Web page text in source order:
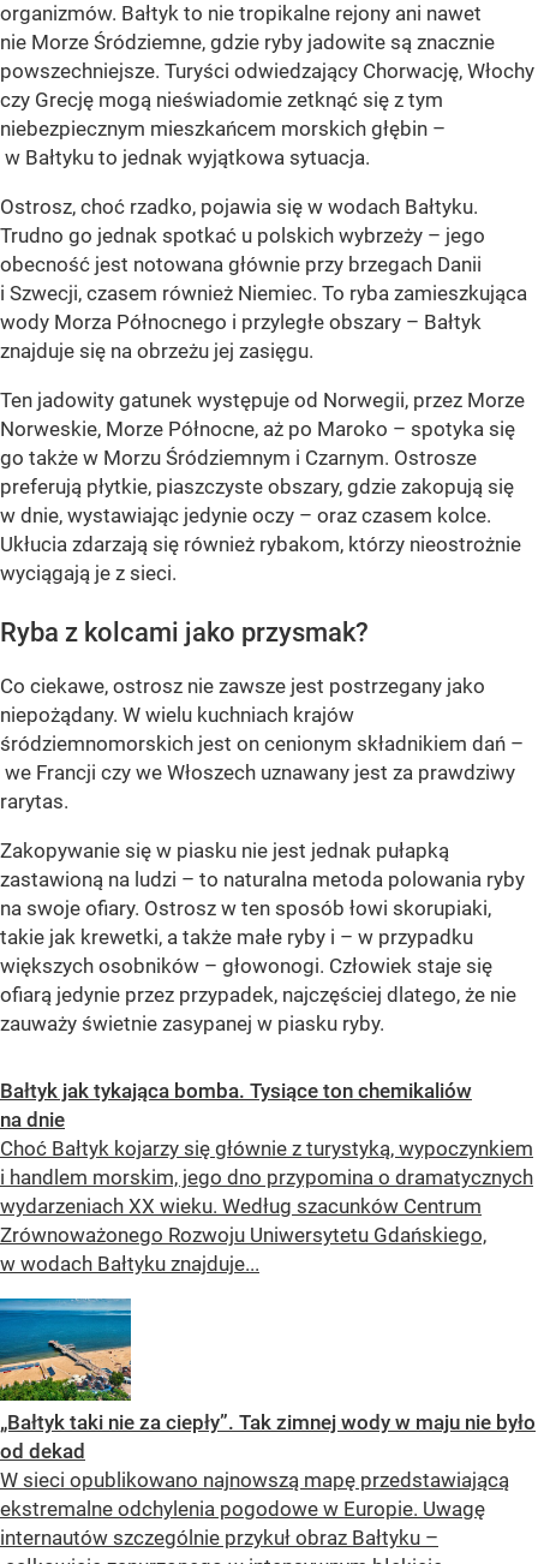
organizmów. Bałtyk to nie tropikalne rejony ani nawet
nie Morze Śródziemne, gdzie ryby jadowite są znacznie
powszechniejsze. Turyści odwiedzający Chorwację, Włochy
czy Grecję mogą nieświadomie zetknąć się z tym
niebezpiecznym mieszkańcem morskich głębin –
w Bałtyku to jednak wyjątkowa sytuacja.
Ostrosz, choć rzadko, pojawia się w wodach Bałtyku.
Trudno go jednak spotkać u polskich wybrzeży – jego
obecność jest notowana głównie przy brzegach Danii
i Szwecji, czasem również Niemiec. To ryba zamieszkująca
wody Morza Północnego i przyległe obszary – Bałtyk
znajduje się na obrzeżu jej zasięgu.
Ten jadowity gatunek występuje od Norwegii, przez Morze
Norweskie, Morze Północne, aż po Maroko – spotyka się
go także w Morzu Śródziemnym i Czarnym. Ostrosze
preferują płytkie, piaszczyste obszary, gdzie zakopują się
w dnie, wystawiając jedynie oczy – oraz czasem kolce.
Ukłucia zdarzają się również rybakom, którzy nieostrożnie
wyciągają je z sieci.
Ryba z kolcami jako przysmak?
Co ciekawe, ostrosz nie zawsze jest postrzegany jako
niepożądany. W wielu kuchniach krajów
śródziemnomorskich jest on cenionym składnikiem dań –
we Francji czy we Włoszech uznawany jest za prawdziwy
rarytas.
Zakopywanie się w piasku nie jest jednak pułapką
zastawioną na ludzi – to naturalna metoda polowania ryby
na swoje ofiary. Ostrosz w ten sposób łowi skorupiaki,
takie jak krewetki, a także małe ryby i – w przypadku
większych osobników – głowonogi. Człowiek staje się
ofiarą jedynie przez przypadek, najczęściej dlatego, że nie
zauważy świetnie zasypanej w piasku ryby.
Bałtyk jak tykająca bomba. Tysiące ton chemikaliów
na dnie
Choć Bałtyk kojarzy się głównie z turystyką, wypoczynkiem
i handlem morskim, jego dno przypomina o dramatycznych
wydarzeniach XX wieku. Według szacunków Centrum
Zrównoważonego Rozwoju Uniwersytetu Gdańskiego,
w wodach Bałtyku znajduje...
„Bałtyk taki nie za ciepły”. Tak zimnej wody w maju nie było
od dekad
W sieci opublikowano najnowszą mapę przedstawiającą
ekstremalne odchylenia pogodowe w Europie. Uwagę
internautów szczególnie przykuł obraz Bałtyku –